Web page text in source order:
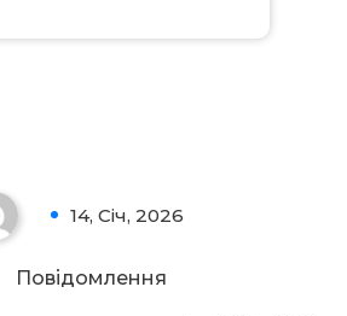
14, Січ, 2026
Повідомлення